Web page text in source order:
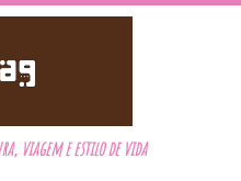
viagem e estilo de vida